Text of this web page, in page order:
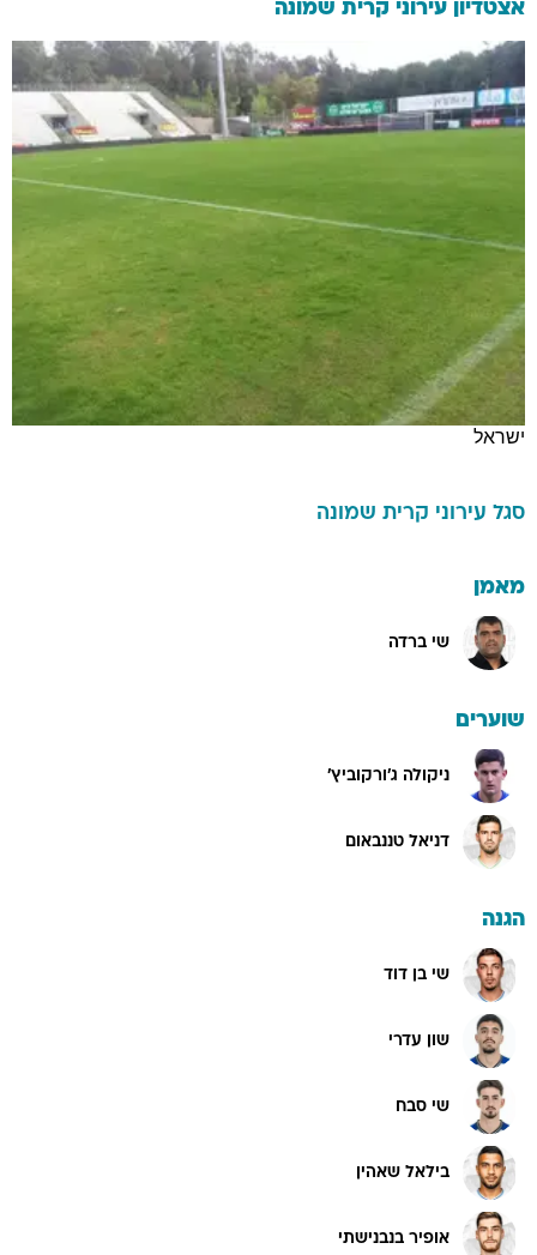
אצטדיון עירוני קרית שמונה
ישראל
סגל עירוני קרית שמונה
מאמן
שי ברדה
שוערים
ניקולה ג'ורקוביץ'
דניאל טננבאום
הגנה
שי בן דוד
שון עדרי
שי סבח
בילאל שאהין
אופיר בנבנישתי